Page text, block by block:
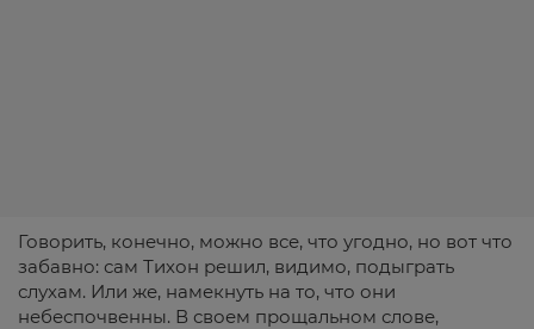
Говорить, конечно, можно все, что угодно, но вот что
забавно: сам Тихон решил, видимо, подыграть
слухам. Или же, намекнуть на то, что они
небеспочвенны. В своем прощальном слове,